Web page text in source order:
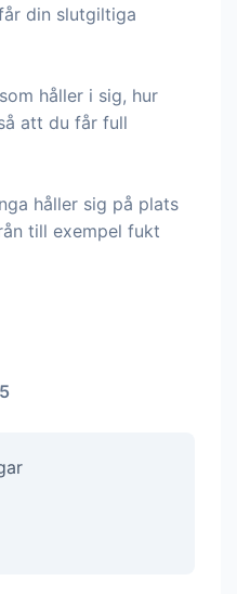
din slutgiltiga
håller i sig, hur
att du får full
håller sig på plats
till exempel fukt